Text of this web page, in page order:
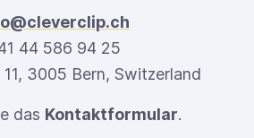
44 586 94 25
11, 3005 Bern, Switzerland
das Kontaktformular.